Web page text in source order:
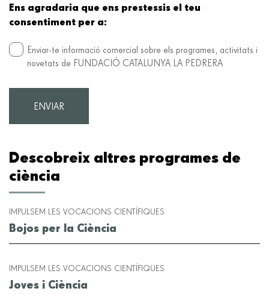
Ens agradaria que ens prestessis el teu
consentiment per a:
Enviar-te informació comercial sobre els programes, activitats i
novetats de FUNDACIÓ CATALUNYA LA PEDRERA
Descobreix altres programes de
ciència
IMPULSEM LES VOCACIONS CIENTÍFIQUES
Bojos per la Ciència
IMPULSEM LES VOCACIONS CIENTÍFIQUES
Joves i Ciència